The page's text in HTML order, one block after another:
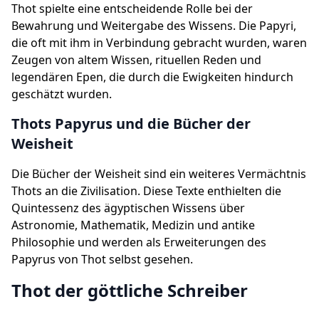
Thot spielte eine entscheidende Rolle bei der
Bewahrung und Weitergabe des Wissens. Die Papyri,
die oft mit ihm in Verbindung gebracht wurden, waren
Zeugen von altem Wissen, rituellen Reden und
legendären Epen, die durch die Ewigkeiten hindurch
geschätzt wurden.
Thots Papyrus und die Bücher der
Weisheit
Die Bücher der Weisheit sind ein weiteres Vermächtnis
Thots an die Zivilisation. Diese Texte enthielten die
Quintessenz des ägyptischen Wissens über
Astronomie, Mathematik, Medizin und antike
Philosophie und werden als Erweiterungen des
Papyrus von Thot selbst gesehen.
Thot der göttliche Schreiber